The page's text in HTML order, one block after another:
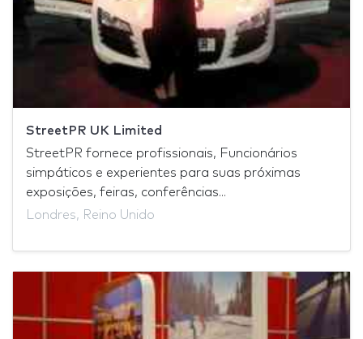
StreetPR UK Limited
StreetPR fornece profissionais, Funcionários
simpáticos e experientes para suas próximas
exposições, feiras, conferências...
Londres, Reino Unido